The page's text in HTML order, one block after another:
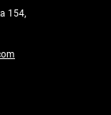
154,